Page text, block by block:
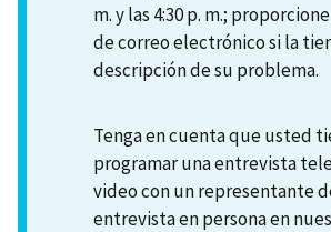
m. y las 4:30 p. m.;
de correo electrónico si la
descripción de su problema.
Tenga en cuenta que usted
programar una entrevista
video con un representante
entrevista en persona en